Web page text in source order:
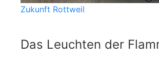
Zukunft Rottweil
Das Leuchten der